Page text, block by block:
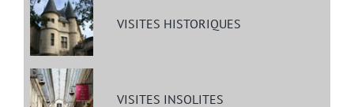
VISITES HISTORIQUES
VISITES INSOLITES